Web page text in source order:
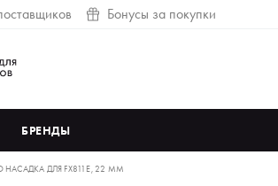
Бонусы за покупки
БРЕНДЫ
НАСАДКА ДЛЯ FX811E, 22 ММ